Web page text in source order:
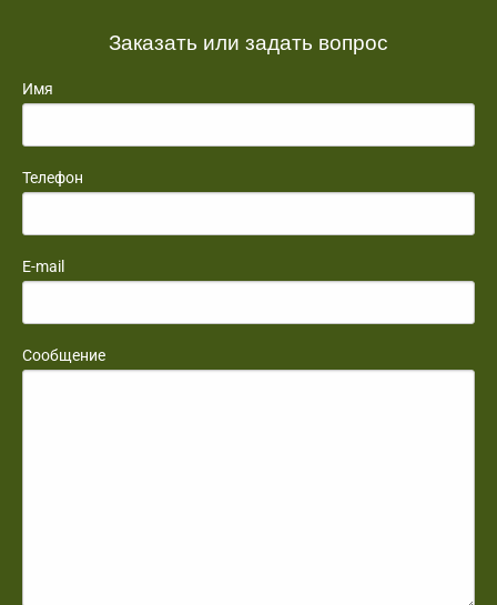
Заказать или задать вопрос
Имя
Телефон
E-mail
Сообщение